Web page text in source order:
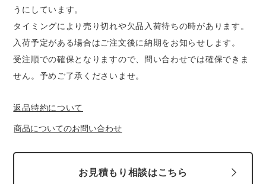
うにしています。
タイミングにより売り切れや欠品入荷待ちの時があります。
入荷予定がある場合はご注文後に納期をお知らせします。
受注順での確保となりますので、問い合わせでは確保できま
せん。予めご了承くださいませ。
返品特約について
商品についてのお問い合わせ
お見積もり相談はこちら